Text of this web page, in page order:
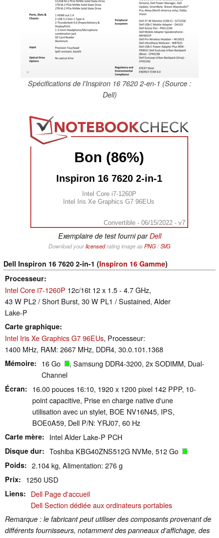
Spécifications de l'Inspiron 16 7620 2-en-1 (Source :
Dell)
Bon (86%)
Inspiron 16 7620 2-in-1
Intel Core i7-1260P
Intel Iris Xe Graphics G7 96EUs
Convertible - 06/15/2022 - v7
Exemplaire de test fourni parDell
Download yourlicensedrating image as PNG/SVG
Dell Inspiron 16 7620 2-in-1 (Inspiron 16 Gamme)
Processeur
Intel Core i7-1260P 12c/16t 12 x 1.5 - 4.7 GHz,
43 W PL2 / Short Burst, 30 W PL1 / Sustained, Alder
Lake-P
Carte graphique
Intel Iris Xe Graphics G7 96EUs, Processeur:
1400 MHz, RAM: 2667 MHz, DDR4, 30.0.101.1368
Mémoire 16 Go
, Samsung DDR4-3200, 2x SODIMM, Dual-
Channel
Écran
16.00 pouces 16:10, 1920 x 1200 pixel 142 PPP, 10-
point capacitive, Prise en charge native d'une
utilisation avec un stylet, BOE NV16N45, IPS,
BOE0A59, Dell P/N: YRJ07, 60 Hz
Carte mère Intel Alder Lake-P PCH
Disque dur Toshiba KBG40ZNS512G NVMe, 512 Go
Poids 2.104 kg, Alimentation: 276 g
Prix 1250 USD
Liens
Dell Page d'accueil
Dell Section dédiée aux ordinateurs portables
Remarque : le fabricant peut utiliser des composants provenant de
différents fournisseurs, notamment des panneaux d'affichage, des